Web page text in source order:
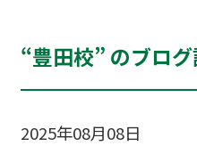
“豊田校” のブロ
2025年08月08日